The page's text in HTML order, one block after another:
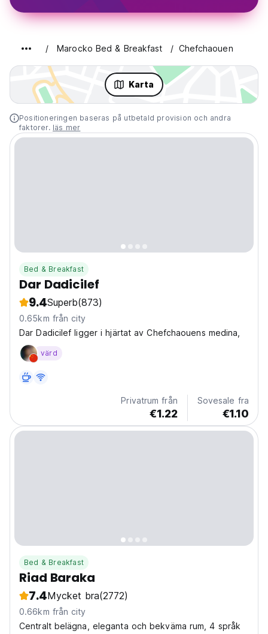
Marocko Bed & Breakfast Chefchaouen
Karta
Positioneringen baseras på utbetald provision och andra
faktorer. läs mer
Bed & Breakfast
Dar Dadicilef
9.4Superb(873)
0.65km från city
Dar Dadicilef ligger i hjärtat av Chefchaouens medina,
värd
Privatrum från
€1.22
Sovesale fra
€1.10
Bed & Breakfast
Riad Baraka
7.4Mycket bra(2772)
0.66km från city
Centralt belägna, eleganta och bekväma rum, 4 språk